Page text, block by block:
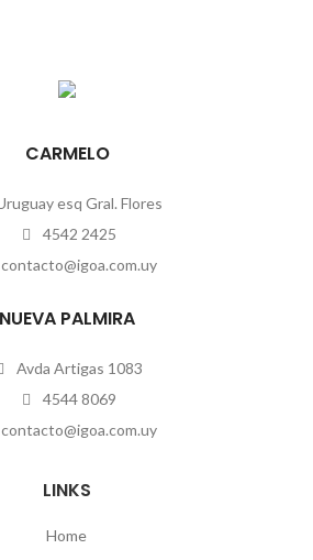
CARMELO
esq Gral. Flores
4542 2425
contacto@igoa.com.uy
NUEVA PALMIRA
Avda Artigas 1083
4544 8069
contacto@igoa.com.uy
LINKS
Home